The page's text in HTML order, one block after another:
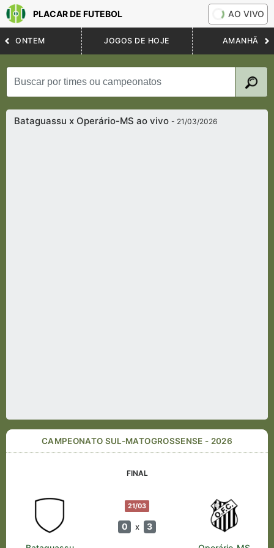
PLACAR DE FUTEBOL AO VIVO
ONTEM JOGOS DE HOJE AMANHÃ
Bataguassu x Operário-MS ao vivo- 21/03/2026
CAMPEONATO SUL-MATOGROSSENSE - 2026
FINAL
21/03
0 x 3